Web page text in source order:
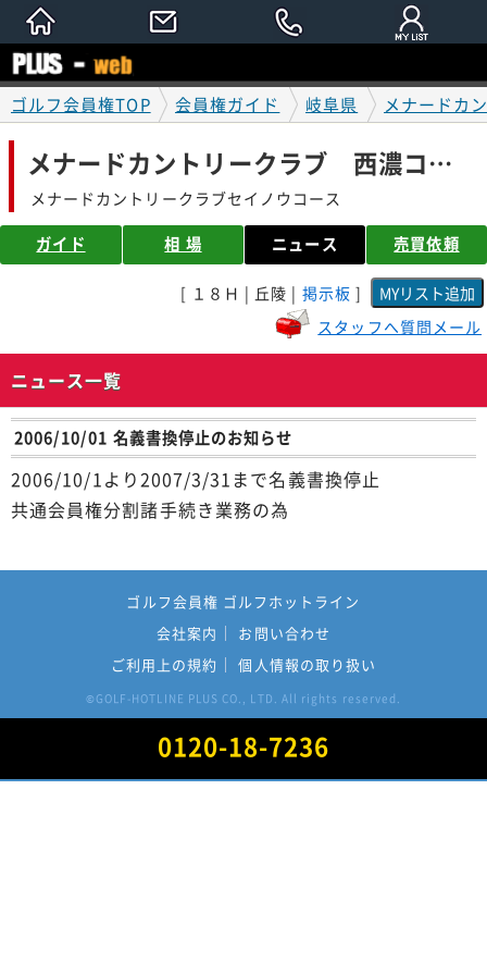
ゴルフ会員権TOP 会員権ガイド 岐阜県 メナードカ
メナードカントリークラブ 西濃コース
メナードカントリークラブセイノウコース
ガイド 相 場 ニュース 売買依頼
[ １８Ｈ | 丘陵 | 掲示板 ]
スタッフへ質問メール
ニュース一覧
2006/10/01 名義書換停止のお知らせ
2006/10/1より2007/3/31まで名義書換停止
共通会員権分割諸手続き業務の為
ゴルフ会員権 ゴルフホットライン
会社案内
お問い合わせ
ご利用上の規約
個人情報の取り扱い
© GOLF-HOTLINE PLUS CO., LTD. All rights reserved.
0120-18-7236